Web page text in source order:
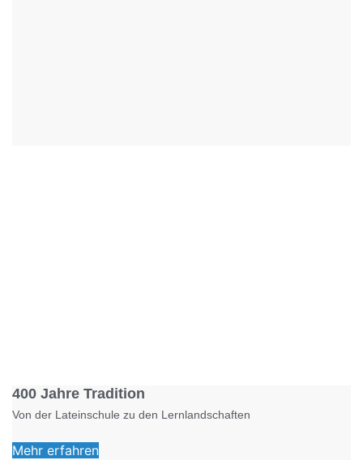
400 Jahre Tradition
Von der Lateinschule zu den Lernlandschaften
Mehr erfahren